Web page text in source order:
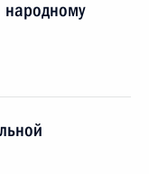
народному